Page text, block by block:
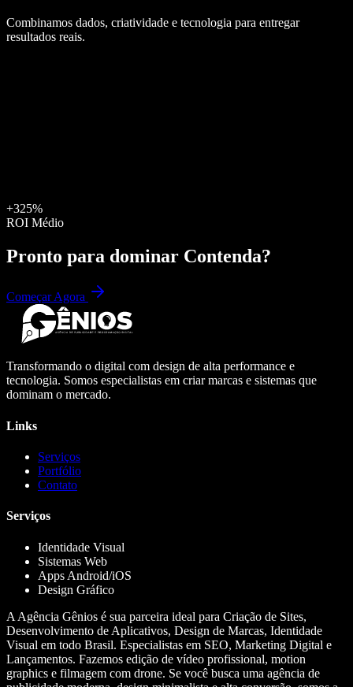
Combinamos dados, criatividade e tecnologia para entregar
resultados reais.
+325%
ROI Médio
Pronto para dominar Contenda?
Começar Agora
Transformando o digital com design de alta performance e
tecnologia. Somos especialistas em criar marcas e sistemas que
dominam o mercado.
Links
Serviços
Portfólio
Contato
Serviços
Identidade Visual
Sistemas Web
Apps Android/iOS
Design Gráfico
A Agência Gênios é sua parceira ideal para Criação de Sites,
Desenvolvimento de Aplicativos, Design de Marcas, Identidade
Visual em todo Brasil. Especialistas em SEO, Marketing Digital e
Lançamentos. Fazemos edição de vídeo profissional, motion
graphics e filmagem com drone. Se você busca uma agência de